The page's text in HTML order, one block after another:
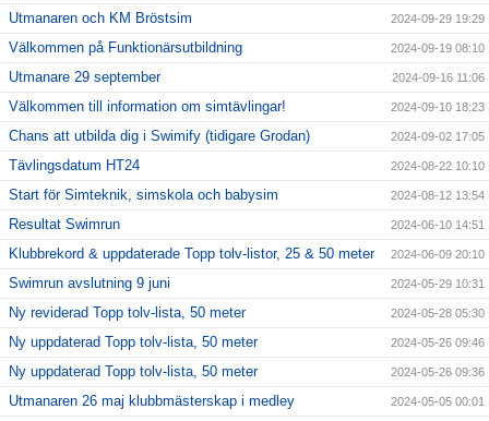
Utmanaren och KM Bröstsim 2024-09-29 19:29
Välkommen på Funktionärsutbildning 2024-09-19 08:10
Utmanare 29 september 2024-09-16 11:06
Välkommen till information om simtävlingar! 2024-09-10 18:23
Chans att utbilda dig i Swimify (tidigare Grodan) 2024-09-02 17:05
Tävlingsdatum HT24 2024-08-22 10:10
Start för Simteknik, simskola och babysim 2024-08-12 13:54
Resultat Swimrun 2024-06-10 14:51
Klubbrekord & uppdaterade Topp tolv-listor, 25 & 50 meter 2024-06-09 20:10
Swimrun avslutning 9 juni 2024-05-29 10:31
Ny reviderad Topp tolv-lista, 50 meter 2024-05-28 05:30
Ny uppdaterad Topp tolv-lista, 50 meter 2024-05-26 09:46
Ny uppdaterad Topp tolv-lista, 50 meter 2024-05-26 09:36
Utmanaren 26 maj klubbmästerskap i medley 2024-05-05 00:01